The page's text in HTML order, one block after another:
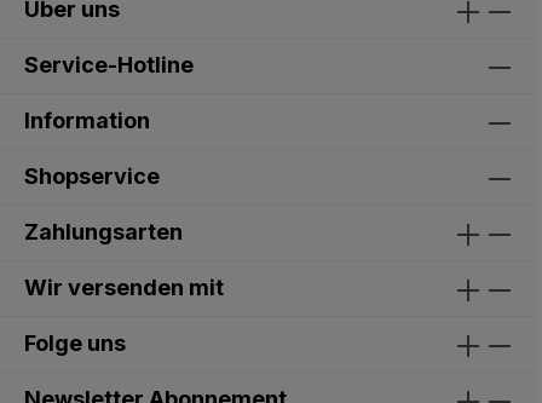
Über uns
Service-Hotline
Information
Shopservice
Zahlungsarten
Wir versenden mit
Folge uns